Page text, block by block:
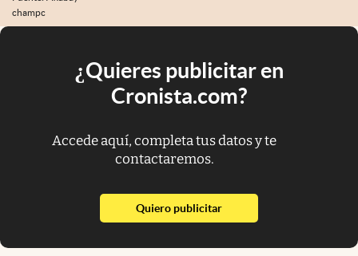
champc
¿Quieres publicitar en
Cronista.com?
Accede aquí, completa tus datos y te
contactaremos.
Quiero publicitarabre en nueva pestaña